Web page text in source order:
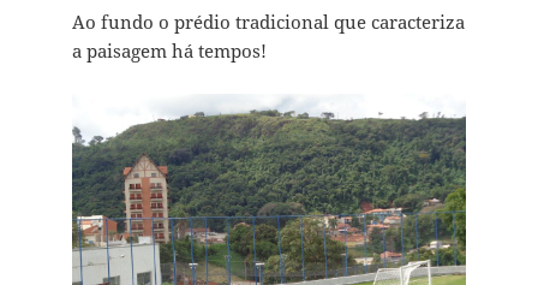
Ao fundo o prédio tradicional que caracteriza
a paisagem há tempos!